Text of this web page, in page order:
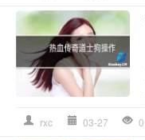
rxc 03-27 0